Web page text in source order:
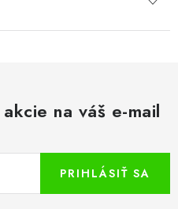
na váš e-mail
PRIHLÁSIŤ SA